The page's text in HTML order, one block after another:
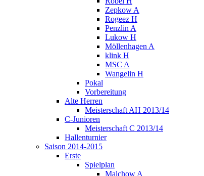
Zepkow A
Rogeez H
Penzlin A
Lukow H
Möllenhagen A
klink H
MSC A
Wangelin H
Pokal
Vorbereitung
Alte Herren
Meisterschaft AH 2013/14
C-Junioren
Meisterschaft C 2013/14
Hallenturnier
Saison 2014-2015
Erste
Spielplan
Malchow A